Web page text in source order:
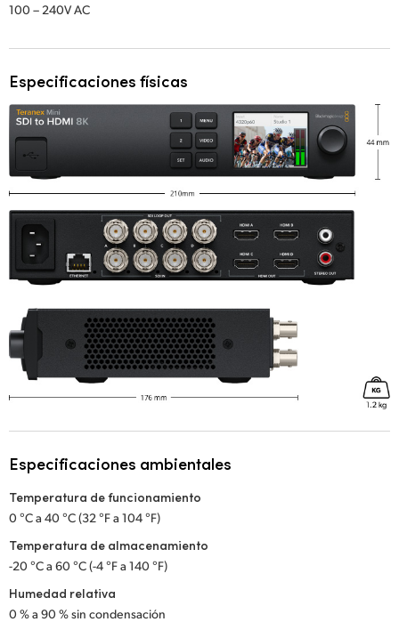
100 – 240V AC
Especificaciones físicas
Especificaciones ambientales
Temperatura de funcionamiento
0 °C a 40 °C (32 °F a 104 °F)
Temperatura de almacenamiento
-20 °C a 60 °C (-4 °F a 140 °F)
Humedad relativa
0 % a 90 % sin condensación